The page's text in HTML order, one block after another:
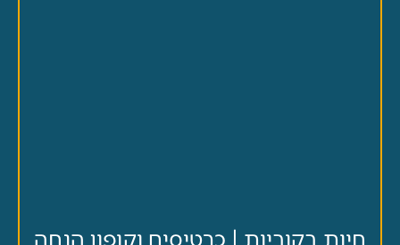
בקוביות | כרטיסים וקופון הנחה